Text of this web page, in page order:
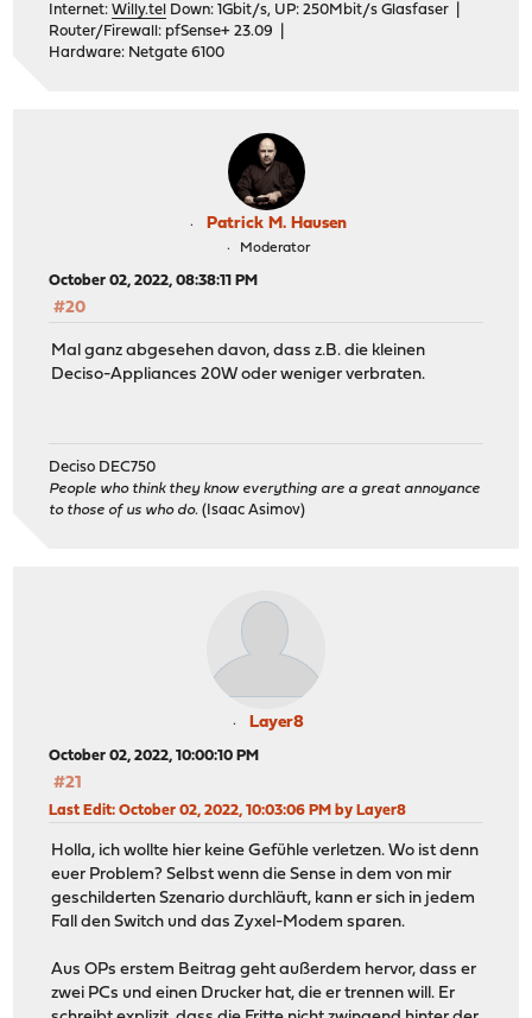
Internet:Willy.tel
Down: 1Gbit/s, UP: 250Mbit/s Glasfaser |
Router/Firewall: pfSense+ 23.09 |
Hardware: Netgate 6100
Patrick M. Hausen
Moderator
October 02, 2022, 08:38:11 PM
#20
Mal ganz abgesehen davon, dass z.B. die kleinen
Deciso-Appliances 20W oder weniger verbraten.
Deciso DEC750
People who think they know everything are a great annoyance
to those of us who do. (Isaac Asimov)
Layer8
October 02, 2022, 10:00:10 PM
#21
Last Edit: October 02, 2022, 10:03:06 PM by Layer8
Holla, ich wollte hier keine Gefühle verletzen. Wo ist denn
euer Problem? Selbst wenn die Sense in dem von mir
geschilderten Szenario durchläuft, kann er sich in jedem
Fall den Switch und das Zyxel-Modem sparen.
Aus OPs erstem Beitrag geht außerdem hervor, dass er
zwei PCs und einen Drucker hat, die er trennen will. Er